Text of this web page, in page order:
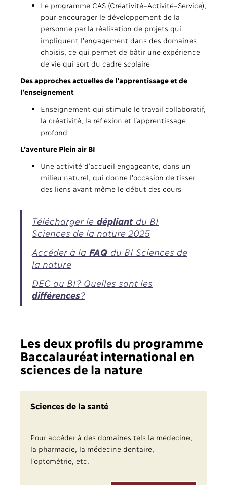
Le programme CAS (Créativité–Activité–Service),
pour encourager le développement de la
personne par la réalisation de projets qui
impliquent l’engagement dans des domaines
choisis, ce qui permet de bâtir une expérience
de vie qui sort du cadre scolaire
Des approches actuelles de l’apprentissage et de
l’enseignement
Enseignement qui stimule le travail collaboratif,
la créativité, la réflexion et l’apprentissage
profond
L’aventure Plein air BI
Une activité d’accueil engageante, dans un
milieu naturel, qui donne l’occasion de tisser
des liens avant même le début des cours
Télécharger le dépliant du BI
Sciences de la nature 2025
Accéder à la FAQ du BI Sciences de
la nature
DEC ou BI? Quelles sont les
différences?
Les deux profils du programme
Baccalauréat international en
sciences de la nature
Sciences de la santé
Pour accéder à des domaines tels la médecine,
la pharmacie, la médecine dentaire,
l’optométrie, etc.